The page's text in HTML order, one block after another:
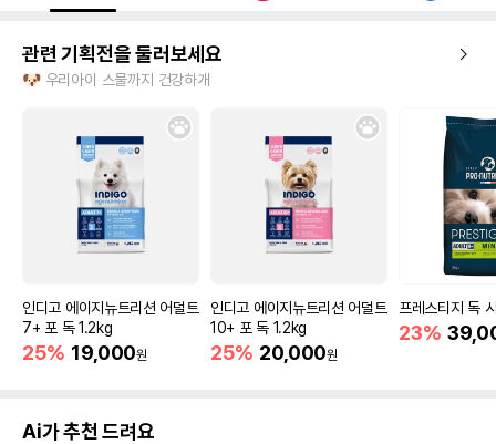
관련 기획전을 둘러보세요
🐶 우리아이 스물까지 건강하개
인디고 에이지뉴트리션 어덜트
7+ 포 독 1.2kg
25% 19,000원
인디고 에이지뉴트리션 어덜트
10+ 포 독 1.2kg
25% 20,000원
프레스티지 독
23%
Ai가 추천 드려요